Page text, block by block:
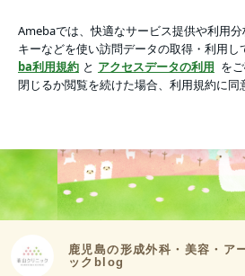
アプリをダウンロードして ブログの更新
ょう。
鹿児島の形成外科・美容・ア
ックblog